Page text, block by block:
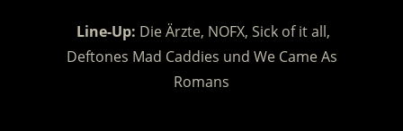
Line-Up: Die Ärzte, NOFX, Sick of it all,
Deftones Mad Caddies und We Came As
Romans